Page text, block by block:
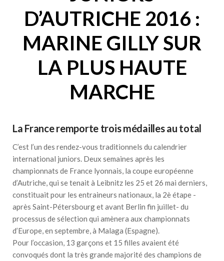
D’AUTRICHE 2016 :
MARINE GILLY SUR
LA PLUS HAUTE
MARCHE
La France remporte trois médailles au total
C’est l’un des rendez-vous traditionnels du calendrier
international juniors. Deux semaines après les
championnats de France lyonnais, la coupe européenne
d’Autriche, qui se tenait à Leibnitz les 25 et 26 mai derniers,
constituait pour les entraineurs nationaux, la 2è étape -
après Saint-Pétersbourg et avant Berlin fin juillet- du
processus de sélection qui amènera aux championnats
d’Europe, en septembre, à Malaga (Espagne).
Pour l’occasion, 13 garçons et 15 filles avaient été
convoqués dont la très grande majorité des champions de